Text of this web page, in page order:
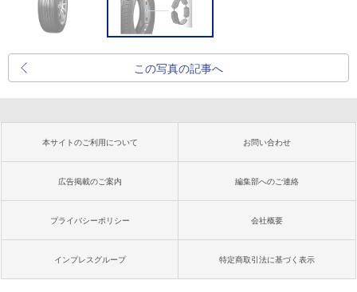
この写真の記事へ
本サイトのご利用について お問い合わせ
広告掲載のご案内 編集部へのご連絡
プライバシーポリシー 会社概要
インプレスグループ 特定商取引法に基づく表示